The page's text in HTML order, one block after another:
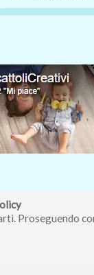
Proseguendo
Piombino (LI) -